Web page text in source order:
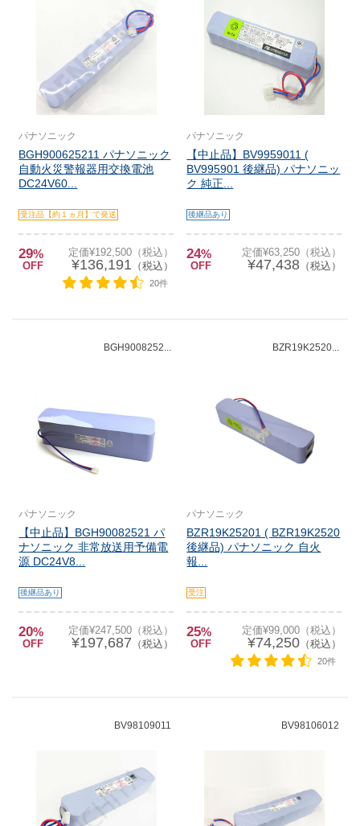
パナソニック
BGH900625211 パナソニック
自動火災警報器用交換電池
DC24V60...
受注品【約１ヵ月】で発送
29%
OFF
定価¥192,500（税込）
¥136,191 （税込）
20件
パナソニック
【中止品】BV9959011 (
BV995901 後継品) パナソニッ
ク 純正...
後継品あり
24%
OFF
定価¥63,250（税込）
¥47,438（税込）
BGH9008252...
パナソニック
【中止品】BGH90082521 パ
ナソニック 非常放送用予備電
源 DC24V8...
後継品あり
20%
OFF
定価¥247,500（税込）
¥197,687 （税込）
BZR19K2520...
パナソニック
BZR19K25201 ( BZR19K2520
後継品) パナソニック 自火
報...
受注
25%
OFF
定価¥99,000（税込）
¥74,250（税込）
20件
BV98109011 BV98106012